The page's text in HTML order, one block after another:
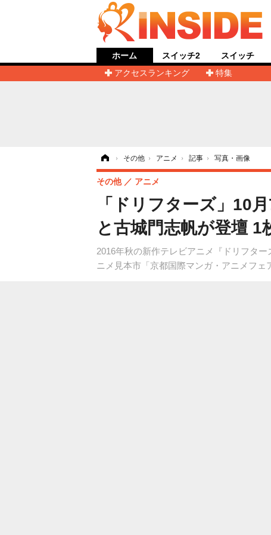
ホーム
アクセスランキング
特集
スイッチ2 スイッチ
› その他 › アニメ › 記事 › 写真・画像
「ドリフターズ」10
と古城門志帆が登壇 1
2016年秋の新作テレビアニメ『ドリフタ
ニメ見本市「京都国際マンガ・アニメフェ
その他 アニメ